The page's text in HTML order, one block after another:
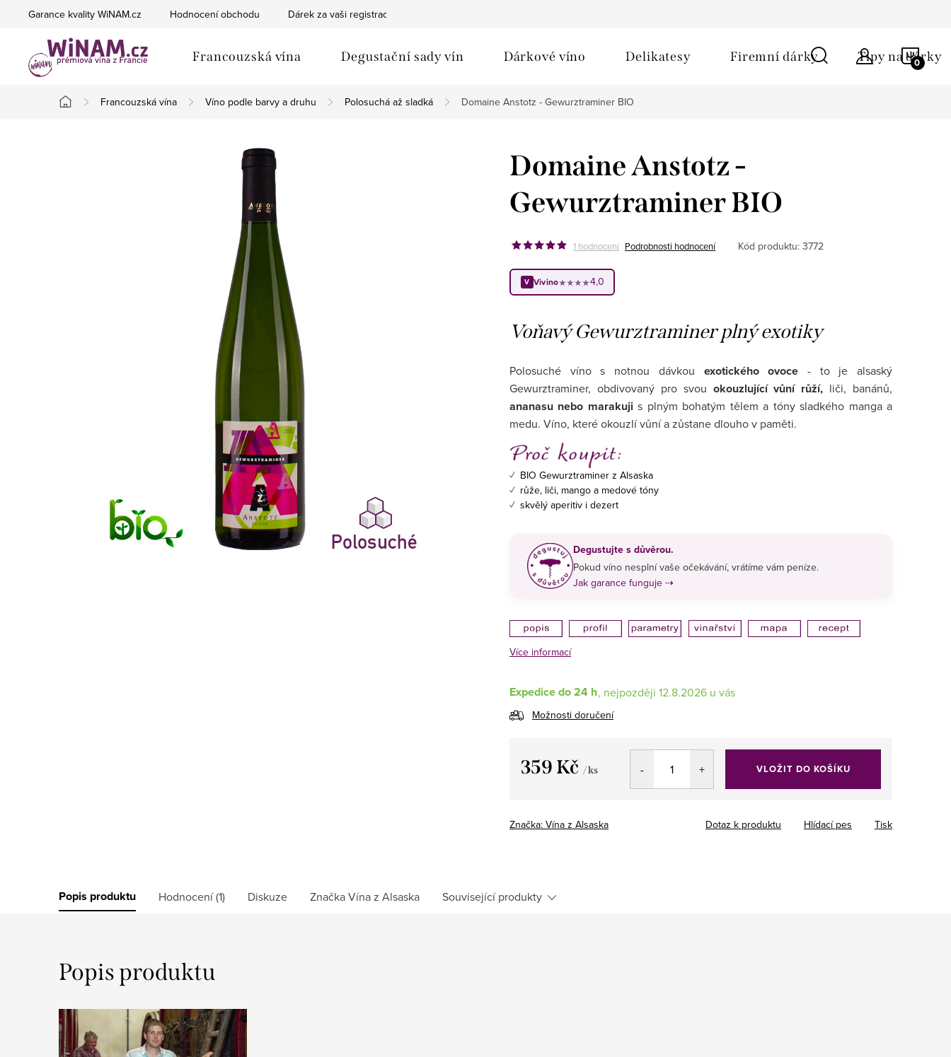
Garance kvality WiNAM.cz Hodnocení obchodu Dárek za vaši registraci
Francouzská vína Degustační sady vín Dárkové víno Delikatesy Firemní dárky Tipy na dárky
Domů
Francouzská vína Víno podle barvy a druhu Polosuchá až sladká Domaine Anstotz - Gewurztraminer BIO
Domaine Anstotz -
Gewurztraminer BIO
1 hodnocení Podrobnosti hodnocení Kód produktu: 3772
V Vivino★★★★4,0
Voňavý Gewurztraminer plný exotiky
Polosuché víno s notnou dávkou exotického ovoce - to je alsaský
Gewurztraminer, obdivovaný pro svou okouzlující vůní růží, liči, banánů,
ananasu nebo marakuji s plným bohatým tělem a tóny sladkého manga a
medu. Víno, které okouzlí vůní a zůstane dlouho v paměti.
✓BIO Gewurztraminer z Alsaska
✓růže, liči, mango a medové tóny
✓ skvělý aperitiv i dezert
Degustujte s důvěrou.
Pokud víno nesplní vaše očekávání, vrátíme vám peníze.
Jak garance funguje ⇢
Více informací
Expedice do 24 h 12.8.2026
Možnosti doručení
359 Kč / ks VLOŽIT DO KOŠÍKU
Značka: Vína z Alsaska Tisk
Dotaz k produktu Hlídací pes
Popis produktu Hodnocení (1) Diskuze ZnačkaVína z Alsaska Související produkty
Popis produktu